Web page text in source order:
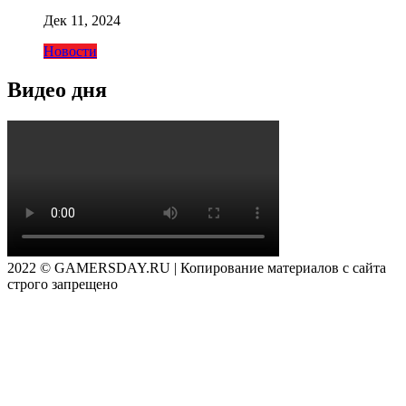
Дек 11, 2024
Новости
Видео дня
2022 © GAMERSDAY.RU | Копирование материалов с сайта
строго запрещено